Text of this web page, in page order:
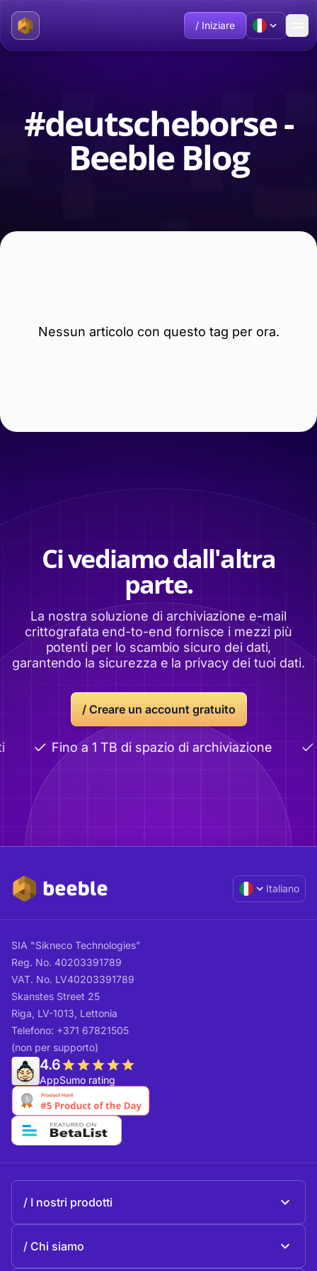
/ Iniziare
#deutscheborse -
Beeble Blog
Nessun articolo con questo tag per ora.
Ci vediamo dall'altra
parte.
La nostra soluzione di archiviazione e-mail
crittografata end-to-end fornisce i mezzi più
potenti per lo scambio sicuro dei dati,
garantendo la sicurezza e la privacy dei tuoi dati.
/ Creare un account gratuito
Fino a 1 TB di spazio di archiviazione
Italiano
SIA "Sikneco Technologies"
Reg. No. 40203391789
VAT. No. LV40203391789
Skanstes Street 25
Riga, LV-1013, Lettonia
Telefono: +371 67821505
(non per supporto)
4.6
AppSumo rating
I nostri prodotti
Chi siamo